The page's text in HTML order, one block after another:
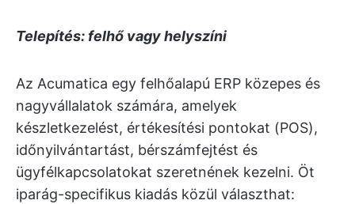
Telepítés: felhő vagyhelyszíni
Az Acumatica egy felhőalapú ERP közepes és
nagyvállalatok számára, amelyek
készletkezelést, értékesítési pontokat (POS),
időnyilvántartást, bérszámfejtést és
ügyfélkapcsolatokat szeretnének kezelni. Öt
iparág-specifikus kiadás közül választhat: